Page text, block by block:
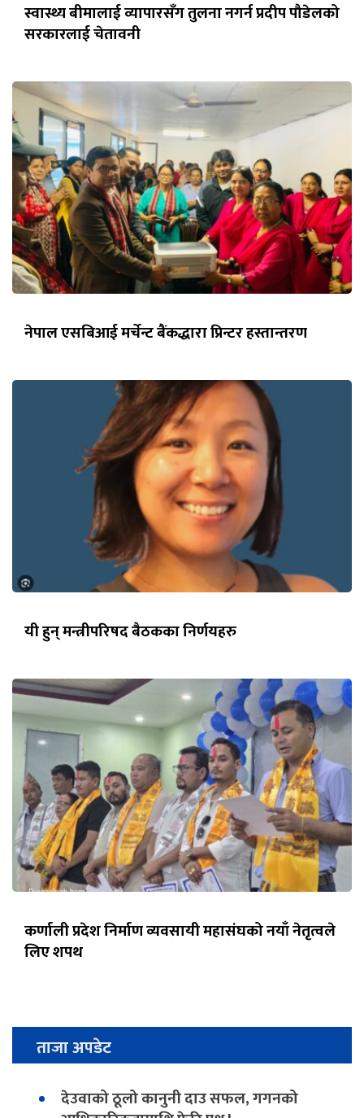
स्वास्थ्य बीमालाई व्यापारसँग तुलना नगर्न प्रदीप पौडेलको
सरकारलाई चेतावनी
नेपाल एसबिआई मर्चेन्ट बैंकद्धारा प्रिन्टर हस्तान्तरण
यी हुन् मन्त्रीपरिषद बैठकका निर्णयहरु
कर्णाली प्रदेश निर्माण व्यवसायी महासंघको नयाँ नेतृत्वले
लिए शपथ
ताजा अपडेट
देउवाको ठूलो कानुनी दाउ सफल, गगनको